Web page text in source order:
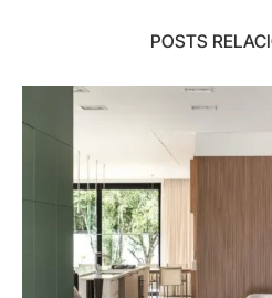
POSTS